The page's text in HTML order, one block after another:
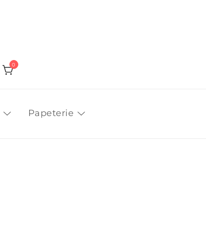
0
Papeterie